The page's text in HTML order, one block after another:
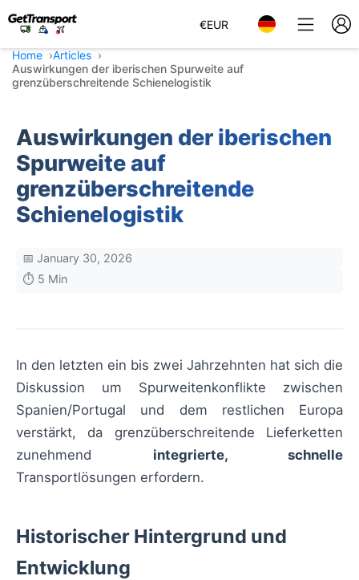
€EUR
Home
Articles
Auswirkungen der iberischen Spurweite auf
grenzüberschreitende Schienelogistik
Auswirkungen der iberischen
Spurweite auf
grenzüberschreitende
Schienelogistik
📅 January 30, 2026
⏱️ 5 Min
In den letzten ein bis zwei Jahrzehnten hat sich die
Diskussion um Spurweitenkonflikte zwischen
Spanien/Portugal und dem restlichen Europa
verstärkt, da grenzüberschreitende Lieferketten
zunehmend integrierte, schnelle
Transportlösungen erfordern.
Historischer Hintergrund und
Entwicklung